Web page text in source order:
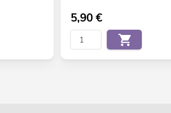
5,90€